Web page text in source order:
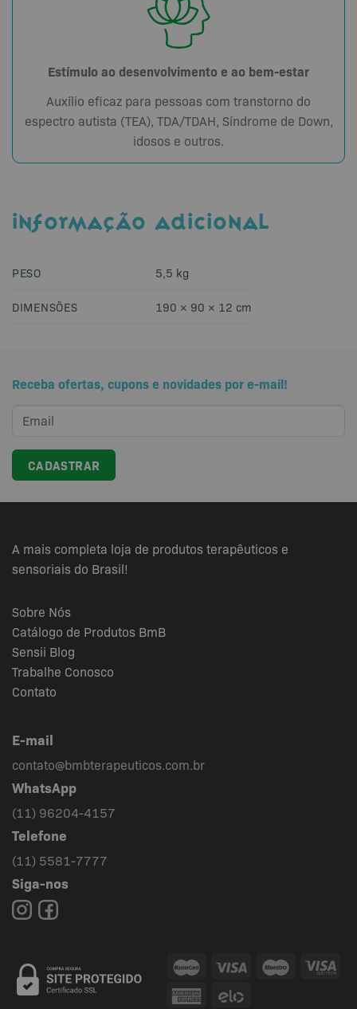
Estímulo ao desenvolvimento e ao bem-estar
Auxílio eficaz para pessoas com transtorno do
espectro autista (TEA), TDA/TDAH, Síndrome de Down,
idosos e outros.
INFORMAÇÃO ADICIONAL
PESO 5,5 kg
DIMENSÕES 190 × 90 × 12 cm
Receba ofertas, cupons e novidades por e-mail!
A mais completa loja de produtos terapêuticos e
sensoriais do Brasil!
Sobre Nós
Catálogo de Produtos BmB
Sensii Blog
Trabalhe Conosco
Contato
E-mail
contato@bmbterapeuticos.com.br
WhatsApp
(11) 96204-4157
Telefone
(11) 5581-7777
Siga-nos